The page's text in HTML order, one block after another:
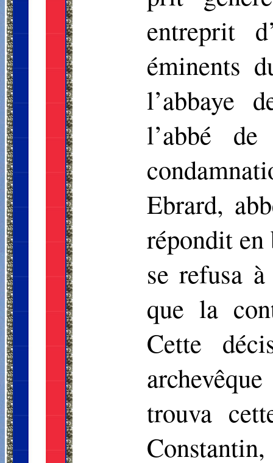
entreprit
éminents
l’abbaye
l’abbé
Ebrard,
répondit en
se refusa
que la
Cette
trouva